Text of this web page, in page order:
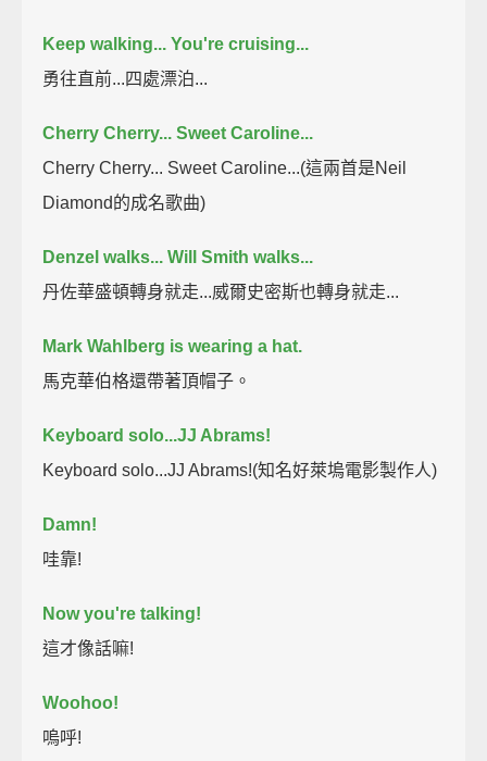
Keep walking... You're cruising...
勇往直前...四處漂泊...
Cherry Cherry... Sweet Caroline...
Cherry Cherry... Sweet Caroline...(這兩首是Neil
Diamond的成名歌曲)
Denzel walks... Will Smith walks...
丹佐華盛頓轉身就走...威爾史密斯也轉身就走...
Mark Wahlberg is wearing a hat.
馬克華伯格還帶著頂帽子。
Keyboard solo...JJ Abrams!
Keyboard solo...JJ Abrams!(知名好萊塢電影製作人)
Damn!
哇靠!
Now you're talking!
這才像話嘛!
Woohoo!
嗚呼!